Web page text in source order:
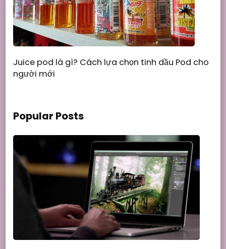
Juice pod là gì? Cách lựa chọn tinh dầu Pod cho
người mới
Popular Posts